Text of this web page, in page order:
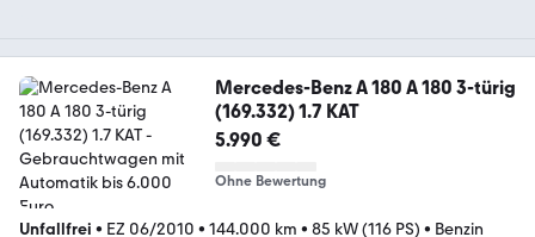
Mercedes-Benz A 180 A 180 3-türig
(169.332) 1.7 KAT
5.990 €
Ohne Bewertung
Unfallfrei • EZ 06/2010 • 144.000 km • 85 kW (116 PS) • Benzin